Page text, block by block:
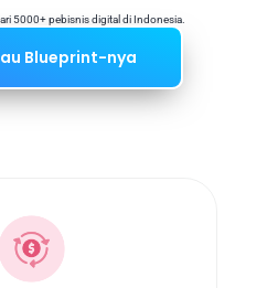
dari 5000+ pebisnis digital di Indonesia.
Blueprint-nya